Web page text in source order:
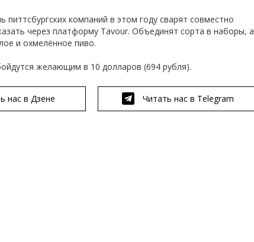
компаний в этом году сварят совместно
через платформу Tavour. Объединят сорта в наборы, а
иохмелённое пиво.
желающим в 10 долларов (694 рубля).
нас в Дзене Читать нас в Telegram